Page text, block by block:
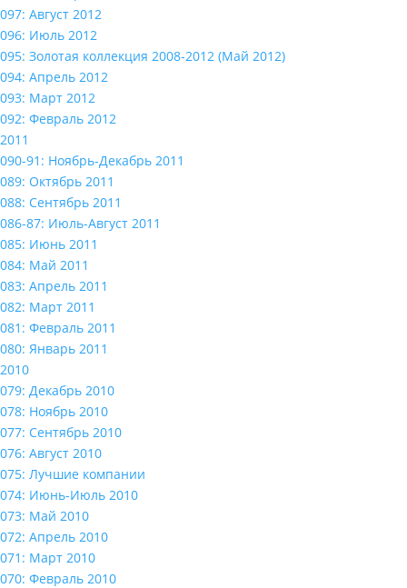
097: Август 2012
096: Июль 2012
095: Золотая коллекция 2008-2012 (Май 2012)
094: Апрель 2012
093: Март 2012
092: Февраль 2012
2011
090-91: Ноябрь-Декабрь 2011
089: Октябрь 2011
088: Сентябрь 2011
086-87: Июль-Август 2011
085: Июнь 2011
084: Май 2011
083: Апрель 2011
082: Март 2011
081: Февраль 2011
080: Январь 2011
2010
079: Декабрь 2010
078: Ноябрь 2010
077: Сентябрь 2010
076: Август 2010
075: Лучшие компании
074: Июнь-Июль 2010
073: Май 2010
072: Апрель 2010
071: Март 2010
070: Февраль 2010